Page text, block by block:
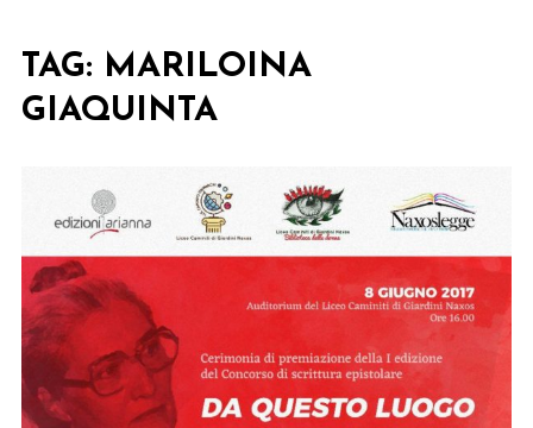
TAG: MARILOINA
GIAQUINTA